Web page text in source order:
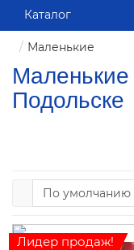
Каталог
Маленькие
Маленькие
Подольске
Лидер продаж!